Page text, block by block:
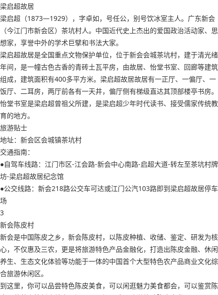
梁启超故居
梁启超（1873—1929），字卓如，号任公，别号饮冰室主人。广东新会
（今江门市新会区）茶坑村人。中国近代史上杰出的爱国政治活动家、思
想家，享誉中外的学术巨擘和书法大家。
梁启超故居是全国重点文物保护单位，位于新会会城茶坑村，建于清光绪
年间，是一幢古色古香的青砖土瓦平房，由故居、怡堂书室、回廊等建筑
组成，建筑面积有400多平方米。梁启超故居故居有一正厅、一偏厅、一
饭厅、二耳房，两厅前各有一天井，偏厅侧有梯级直达其顶部楼亭书房。
怡堂书室是梁启超曾祖父所建，是梁启超少年时代读书、接受儒家传统教
育的地方。
旅游贴士
地址：新会区会城镇茶坑村
交通指南：
●自驾车线路：江门市区-江会路-新会中心南路-启超大道-转左至茶坑村牌
坊-梁启超故居纪念馆
●公交线路：新会218路公交车可达或江门公汽103路即到梁启超故居停车
场
3
新会陈皮村
新会是中国陈皮之乡，新会陈皮村，以陈皮种植、收储、鉴定、研发为核
心，不仅惠及三农，更是将旅游特色产品金融化，打造出陈皮金融、休闲
养生、生态文化体验等功能于一体的中国首个大型特色农产品商业文化综
合旅游休闲区。
到这里，你可以品尝特色陈皮美食，可以闲逛魅力美食都会，可以鉴赏陈